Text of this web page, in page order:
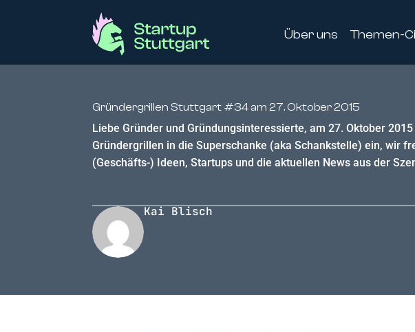
Über uns Themen-
Gründergrillen Stuttgart #34 am 27. Oktober 2015
Liebe Gründer und Gründungsinteressierte, am 27. Oktober
Gründergrillen in die Superschanke (aka Schankstelle) ein, wir
(Geschäfts-) Ideen, Startups und die aktuellen News aus der
Kai Blisch